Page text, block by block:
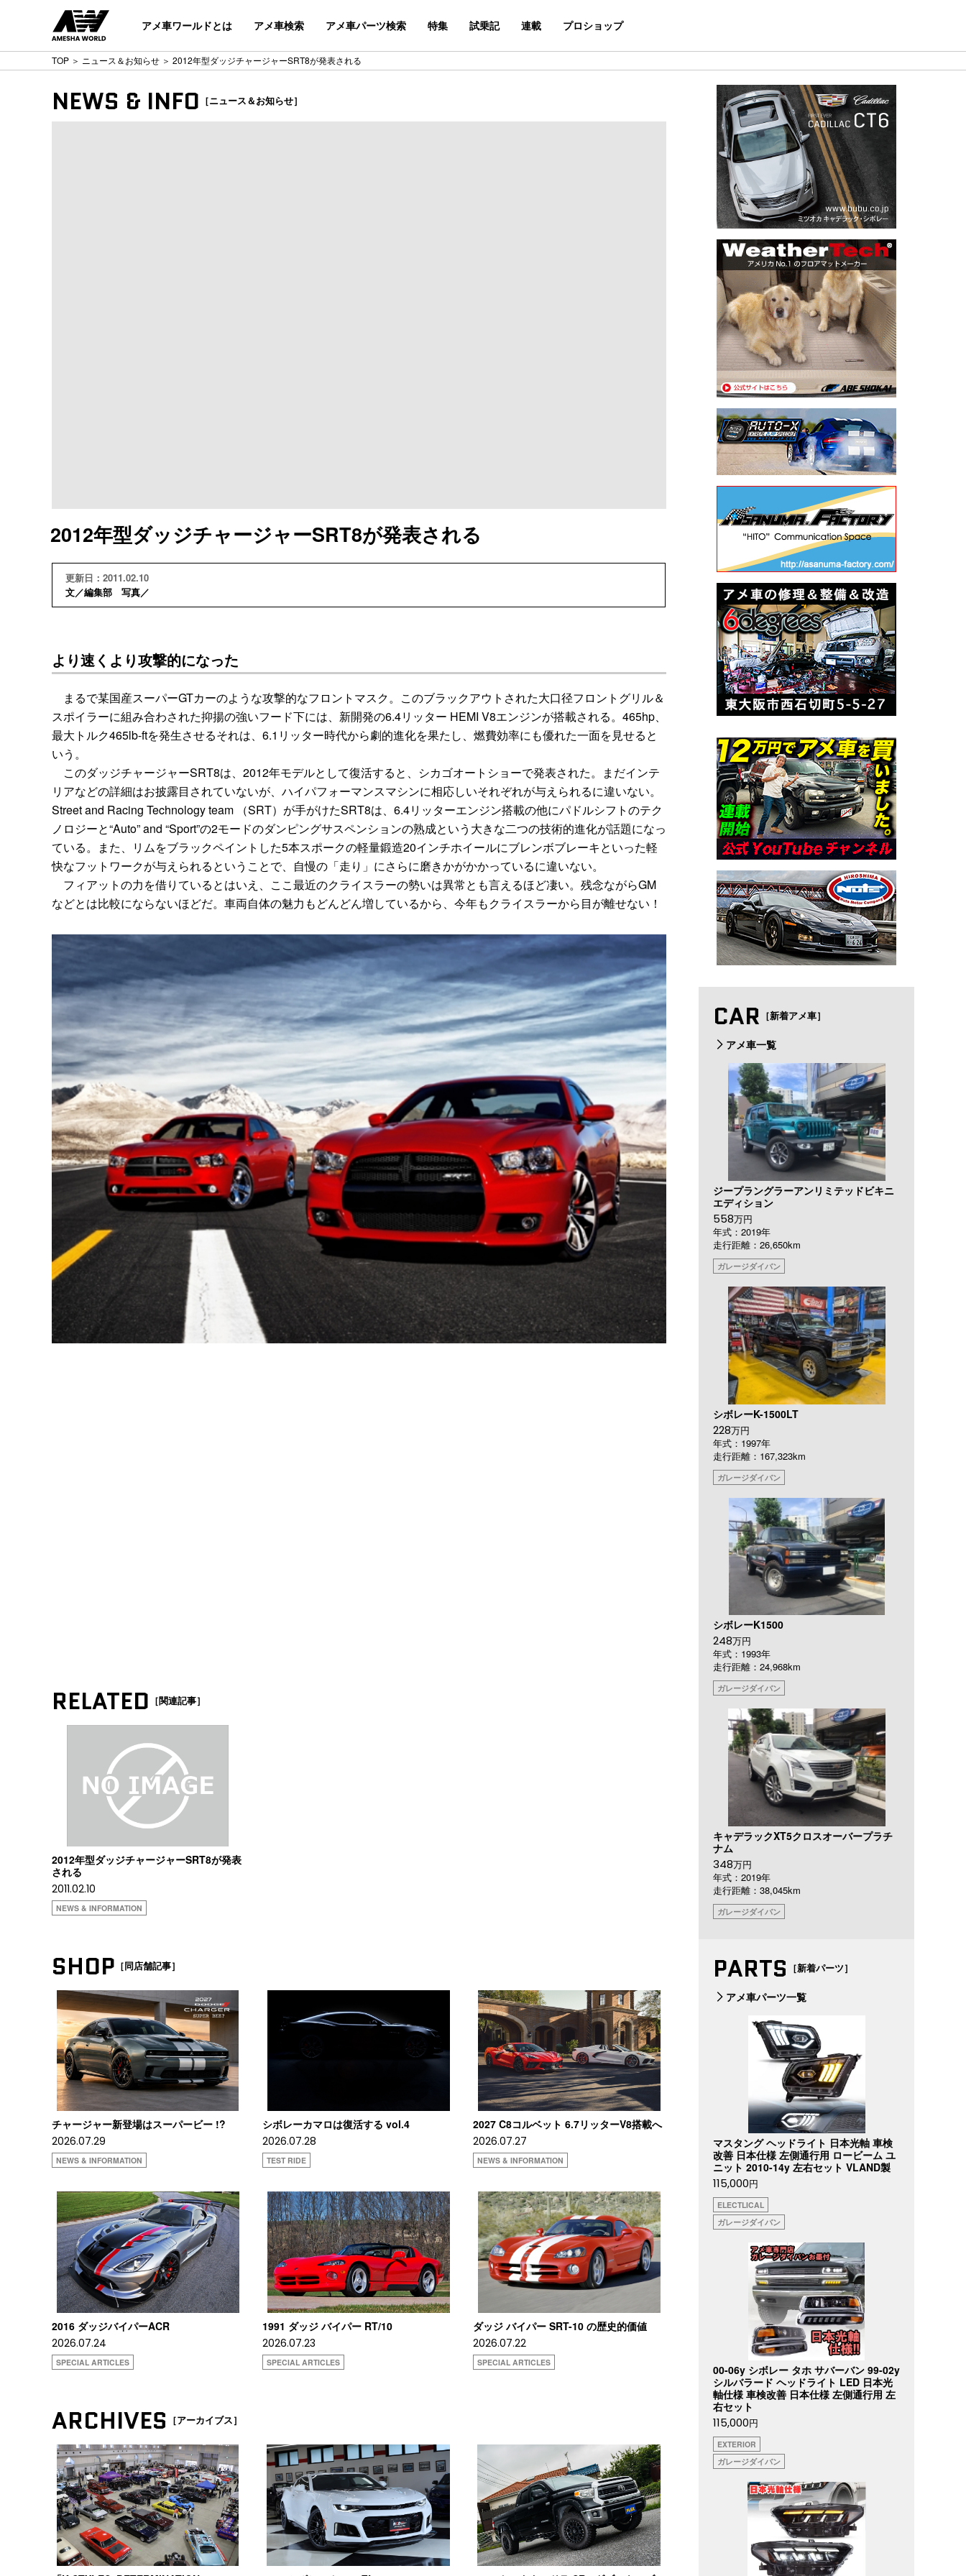
アメ車ワールドとは アメ車検索 アメ車パーツ検索 特集 試乗記 連載 プロショップ
TOP ＞ ニュース＆お知らせ ＞ 2012年型ダッジチャージャーSRT8が発表される
NEWS & INFO ［ニュース＆お知らせ］
2012年型ダッジチャージャーSRT8が発表される
更新日：2011.02.10
文／編集部 写真／
より速くより攻撃的になった
まるで某国産スーパーGTカーのような攻撃的なフロントマスク。このブラックアウトされた大口径フロントグリル＆
スポイラーに組み合わされた抑揚の強いフード下には、新開発の6.4リッター HEMI V8エンジンが搭載される。465hp、
最大トルク465lb-ftを発生させるそれは、6.1リッター時代から劇的進化を果たし、燃費効率にも優れた一面を見せると
いう。
このダッジチャージャーSRT8は、2012年モデルとして復活すると、シカゴオートショーで発表された。まだインテ
リアなどの詳細はお披露目されていないが、ハイパフォーマンスマシンに相応しいそれぞれが与えられるに違いない。
Street and Racing Technology team （SRT）が手がけたSRT8は、6.4リッターエンジン搭載の他にパドルシフトのテク
ノロジーと“Auto” and “Sport”の2モードのダンピングサスペンションの熟成という大きな二つの技術的進化が話題になっ
ている。また、リムをブラックペイントした5本スポークの軽量鍛造20インチホイールにブレンボブレーキといった軽
快なフットワークが与えられるということで、自慢の「走り」にさらに磨きかがかかっているに違いない。
フィアットの力を借りているとはいえ、ここ最近のクライスラーの勢いは異常とも言えるほど凄い。残念ながらGM
などとは比較にならないほどだ。車両自体の魅力もどんどん増しているから、今年もクライスラーから目が離せない！
RELATED ［関連記事］
2012年型ダッジチャージャーSRT8が発表
される
2011.02.10
NEWS & INFORMATION
SHOP ［同店舗記事］
チャージャー新登場はスーパービー !?
2026.07.29
NEWS & INFORMATION
シボレーカマロは復活する vol.4
2026.07.28
TEST RIDE
2027 C8コルベット 6.7リッターV8搭載へ
2026.07.27
NEWS & INFORMATION
2016 ダッジバイパーACR
2026.07.24
SPECIAL ARTICLES
1991 ダッジ バイパー RT/10
2026.07.23
SPECIAL ARTICLES
ダッジ バイパー SRT-10 の歴史的価値
2026.07.22
SPECIAL ARTICLES
ARCHIVES ［アーカイブス］
CAR ［新着アメ車］
アメ車一覧
ジープラングラーアンリミテッドビキニ
エディション
558万円
年式：2019年
走行距離：26,650km
ガレージダイバン
シボレーK-1500LT
228万円
年式：1997年
走行距離：167,323km
ガレージダイバン
シボレーK1500
248万円
年式：1993年
走行距離：24,968km
ガレージダイバン
キャデラックXT5クロスオーバープラチ
ナム
348万円
年式：2019年
走行距離：38,045km
ガレージダイバン
PARTS ［新着パーツ］
アメ車パーツ一覧
マスタング ヘッドライト 日本光軸 車検
改善 日本仕様 左側通行用 ロービーム ユ
ニット 2010-14y 左右セット VLAND製
115,000円
ELECTLICAL
ガレージダイバン
00-06y シボレー タホ サバーバン 99-02y
シルバラード ヘッドライト LED 日本光
軸仕様 車検改善 日本仕様 左側通行用 左
右セット
115,000円
EXTERIOR
ガレージダイバン